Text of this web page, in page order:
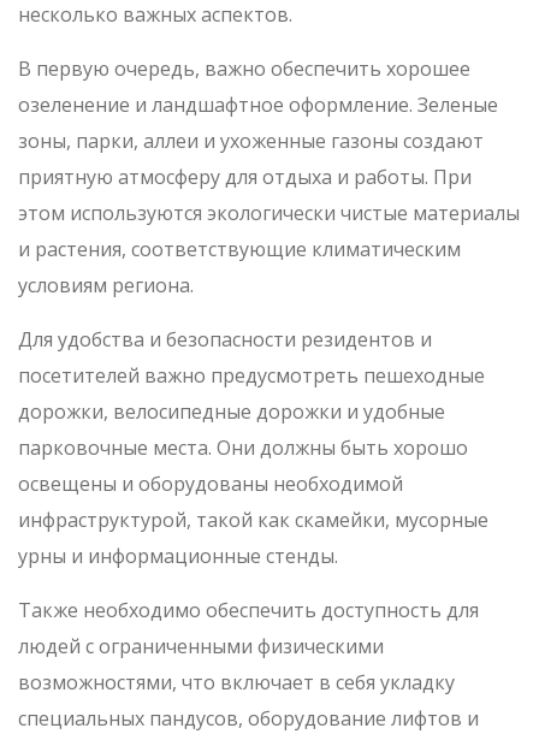
несколько важных аспектов.
В первую очередь, важно обеспечить хорошее
озеленение и ландшафтное оформление. Зеленые
зоны, парки, аллеи и ухоженные газоны создают
приятную атмосферу для отдыха и работы. При
этом используются экологически чистые материалы
и растения, соответствующие климатическим
условиям региона.
Для удобства и безопасности резидентов и
посетителей важно предусмотреть пешеходные
дорожки, велосипедные дорожки и удобные
парковочные места. Они должны быть хорошо
освещены и оборудованы необходимой
инфраструктурой, такой как скамейки, мусорные
урны и информационные стенды.
Также необходимо обеспечить доступность для
людей с ограниченными физическими
возможностями, что включает в себя укладку
специальных пандусов, оборудование лифтов и